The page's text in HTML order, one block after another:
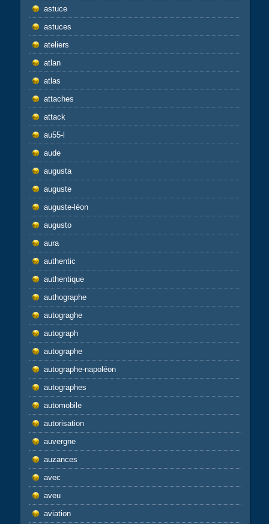
astuce
astuces
ateliers
atlan
atlas
attaches
attack
au55-l
aude
augusta
auguste
auguste-léon
augusto
aura
authentic
authentique
authographe
autograghe
autograph
autographe
autographe-napoléon
autographes
automobile
autorisation
auvergne
auzances
avec
aveu
aviation